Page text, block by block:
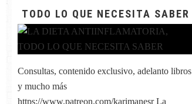
TODO LO QUE NECESITA SABER
Consultas, contenido exclusivo, adelanto libros
y mucho más
https://www.patreon.com/karimanesr La